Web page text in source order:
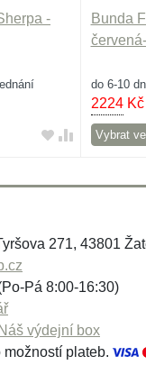
-
Bunda
do 6-10
2224Kč
Vybrat
271, 43801
Pá 8:00-16:30)
Náš výdejní box
plateb.